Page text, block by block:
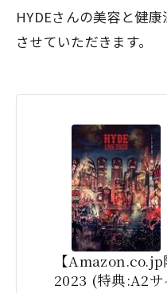
HYDEさんの美容と健
させていただきます。
【
2023 (特典:A2サ